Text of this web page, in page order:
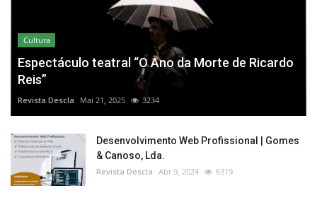
Cultura
Espectáculo teatral “O Ano da Morte de Ricardo
Reis”
Revista Descla Mai 21, 2025 3234
Desenvolvimento Web Profissional | Gomes
& Canoso, Lda.
Revista Descla Abr 9, 2024 6319